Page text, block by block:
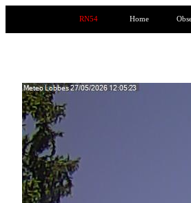
RN54 Home